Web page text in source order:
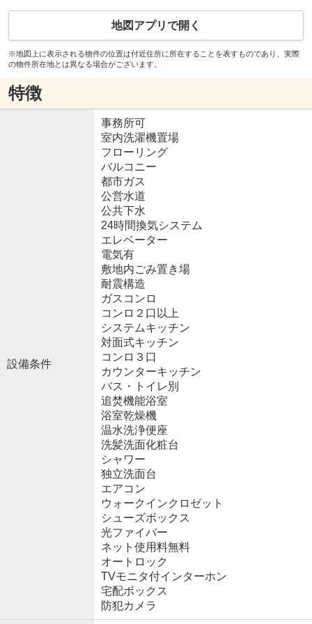
地図アプリで開く
※地図上に表示される物件の位置は付近住所に所在することを表すものであり、実際
の物件所在地とは異なる場合がございます。
特徴
設備条件
事務所可
室内洗濯機置場
フローリング
バルコニー
都市ガス
公営水道
公共下水
24時間換気システム
エレベーター
電気有
敷地内ごみ置き場
耐震構造
ガスコンロ
コンロ２口以上
システムキッチン
対面式キッチン
コンロ３口
カウンターキッチン
バス・トイレ別
追焚機能浴室
浴室乾燥機
温水洗浄便座
洗髪洗面化粧台
シャワー
独立洗面台
エアコン
ウォークインクロゼット
シューズボックス
光ファイバー
ネット使用料無料
オートロック
TVモニタ付インターホン
宅配ボックス
防犯カメラ